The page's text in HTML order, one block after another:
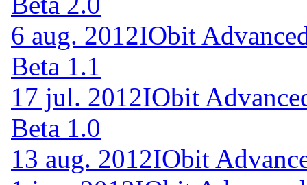
6 aug. 2012IObit
Beta 1.1
17 jul. 2012IObit
Beta 1.0
13 aug. 2012IObit